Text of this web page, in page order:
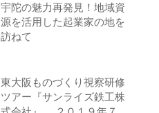
宇陀の魅力再発見！地域資
源を活用した起業家の地を
訪ねて
東大阪ものづくり視察研修
ツアー『サンライズ鉄工株